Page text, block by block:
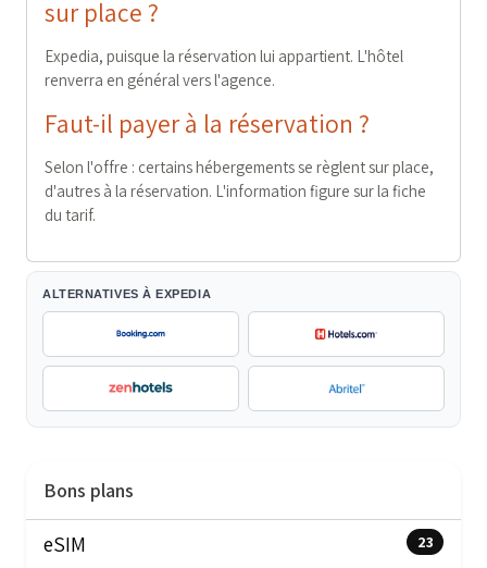
sur place ?
Expedia, puisque la réservation lui appartient. L'hôtel
renverra en général vers l'agence.
Faut-il payer à la réservation ?
Selon l'offre : certains hébergements se règlent sur place,
d'autres à la réservation. L'information figure sur la fiche
du tarif.
Bons plans
eSIM 23